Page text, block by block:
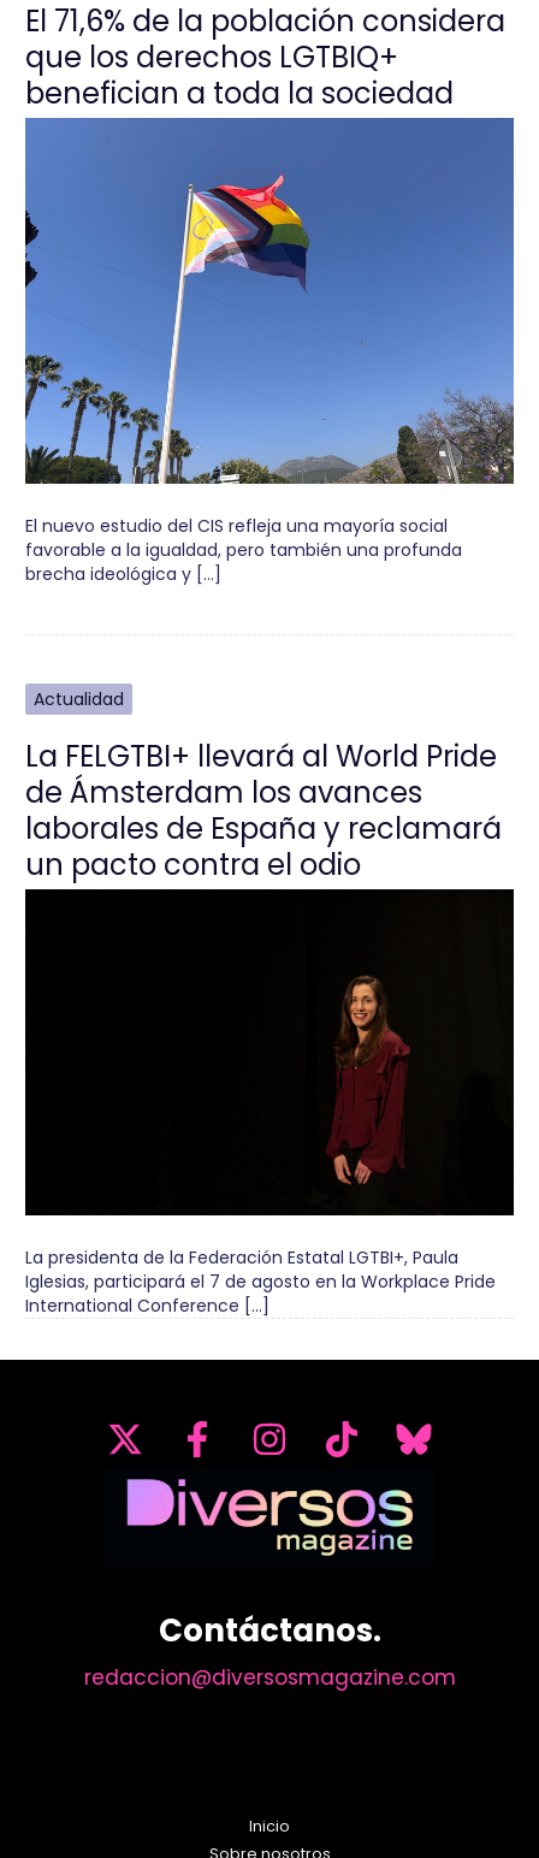
El 71,6% de la población considera
que los derechos LGTBIQ+
benefician a toda la sociedad
El nuevo estudio del CIS refleja una mayoría social
favorable a la igualdad, pero también una profunda
brecha ideológica y […]
Actualidad
La FELGTBI+ llevará al World Pride
de Ámsterdam los avances
laborales de España y reclamará
un pacto contra el odio
La presidenta de la Federación Estatal LGTBI+, Paula
Iglesias, participará el 7 de agosto en la Workplace Pride
International Conference […]
Contáctanos.
redaccion@diversosmagazine.com
Inicio